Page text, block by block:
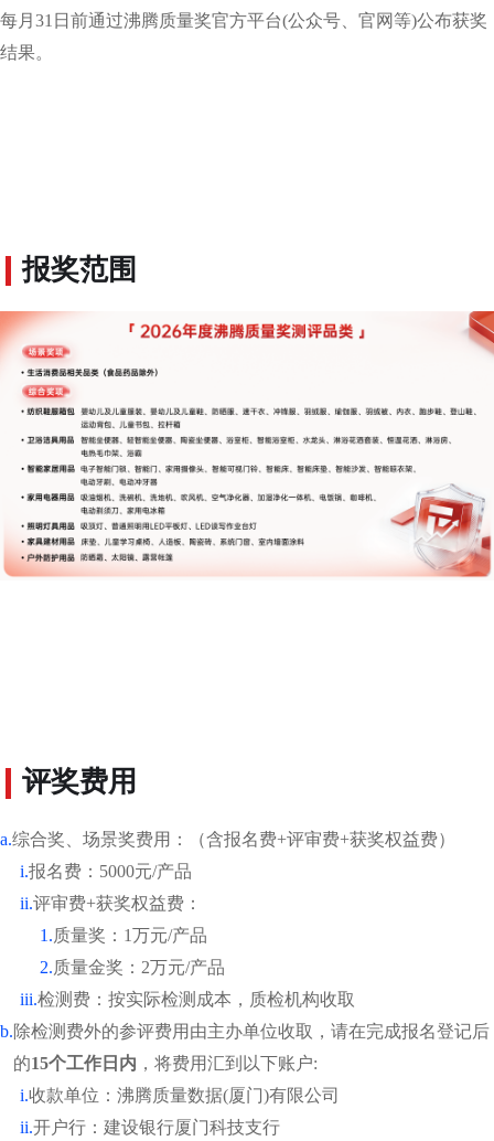
每月31日前通过沸腾质量奖官方平台(公众号、官网等)公布获奖
结果。
报奖范围
评奖费用
a.综合奖、场景奖费用：（含报名费+评审费+获奖权益费）
i.报名费：5000元/产品
ii.评审费+获奖权益费：
1.质量奖：1万元/产品
2.质量金奖：2万元/产品
iii.检测费：按实际检测成本，质检机构收取
b.除检测费外的参评费用由主办单位收取，请在完成报名登记后
的15个工作日内 ，将费用汇到以下账户:
i.收款单位：沸腾质量数据(厦门)有限公司
ii.开户行：建设银行厦门科技支行